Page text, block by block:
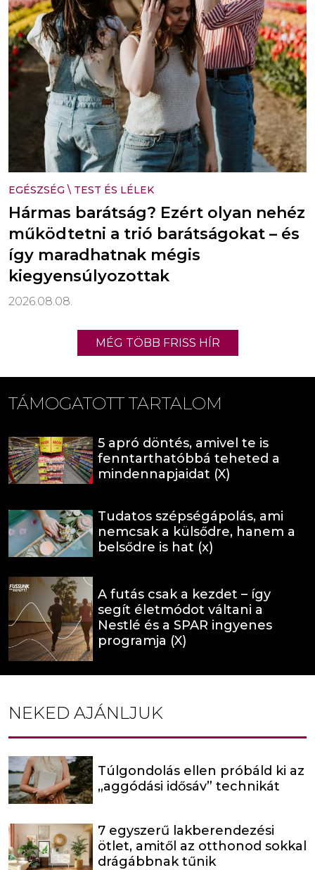
EGÉSZSÉG \ TEST ÉS LÉLEK
Hármas barátság? Ezért olyan nehéz
működtetni a trió barátságokat – és
így maradhatnak mégis
kiegyensúlyozottak
2026.08.08.
MÉG TÖBB FRISS HÍR
TÁMOGATOTT TARTALOM
5 apró döntés, amivel te is
fenntarthatóbbá teheted a
mindennapjaidat (X)
Tudatos szépségápolás, ami
nemcsak a külsődre, hanem a
belsődre is hat (x)
A futás csak a kezdet – így
segít életmódot váltani a
Nestlé és a SPAR ingyenes
programja (X)
NEKED AJÁNLJUK
Túlgondolás ellen próbáld ki az
„aggódási idősáv” technikát
7 egyszerű lakberendezési
ötlet, amitől az otthonod sokkal
drágábbnak tűnik